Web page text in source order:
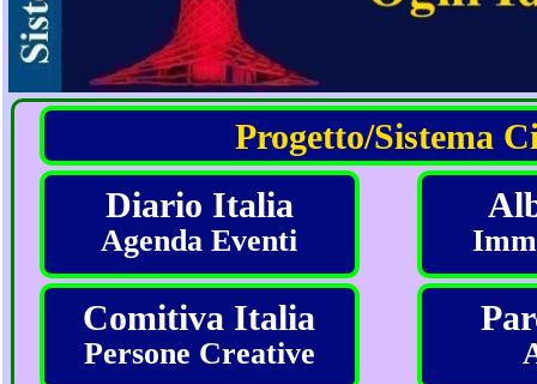
Progetto/Sistema
Diario Italia
Agenda Eventi
Comitiva Italia
Persone Creative